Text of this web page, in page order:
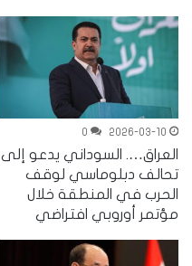
2026-03-10
0
العراق…. السوداني يدعو إلى
تحالف دبلوماسي لوقف
الحرب في المنطقة خلال
مؤتمر أوروبي افتراضي